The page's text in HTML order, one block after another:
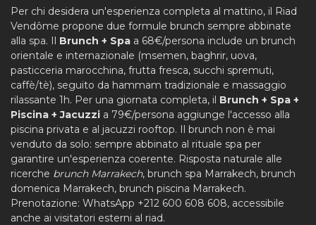
Per chi desidera un'esperienza completa al mattino, il Riad
Vendôme propone due formule brunch sempre abbinate
alla spa. Il Brunch + Spa a 68€/persona include un brunch
orientale e internazionale (msemen, baghrir, uova,
pasticceria marocchina, frutta fresca, succhi spremuti,
caffè/tè), seguito da hammam tradizionale e massaggio
rilassante 1h. Per una giornata completa, il Brunch + Spa +
Piscina + Jacuzzi a 79€/persona aggiunge l'accesso alla
piscina privata e al jacuzzi rooftop. Il brunch non è mai
venduto da solo: sempre abbinato al rituale spa per
garantire un'esperienza coerente. Risposta naturale alle
ricerche brunch Marrakech, brunch spa Marrakech, brunch
domenica Marrakech, brunch piscina Marrakech.
Prenotazione: WhatsApp +212 600 608 608, accessibile
anche ai visitatori esterni al riad.